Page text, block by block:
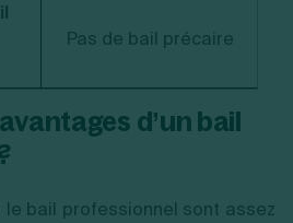
Pas de bail précaire
d’un bail
bail professionnel sont assez